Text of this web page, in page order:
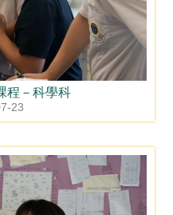
程－科學科
23